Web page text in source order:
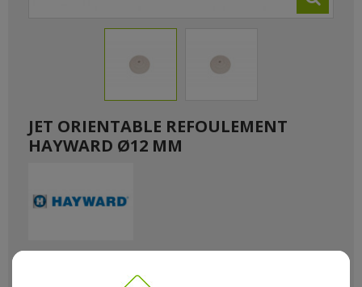
JET ORIENTABLE REFOULEMENT
HAYWARD Ø12 MM